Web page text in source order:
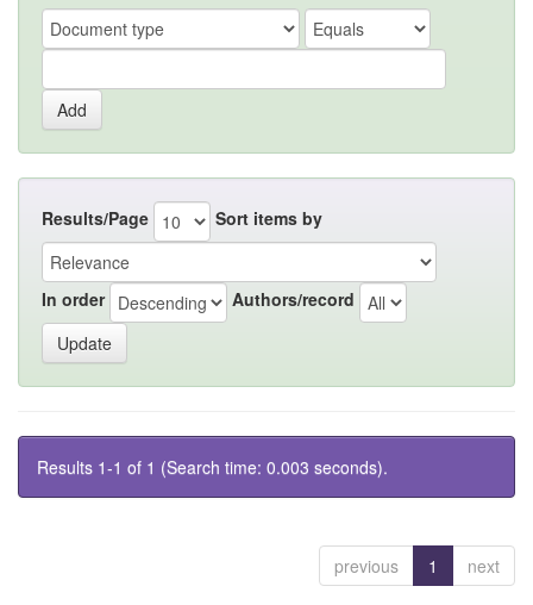
Results/Page Sort items by
In order Authors/record
Results 1-1 of 1 (Search time: 0.003 seconds).
previous 1 next